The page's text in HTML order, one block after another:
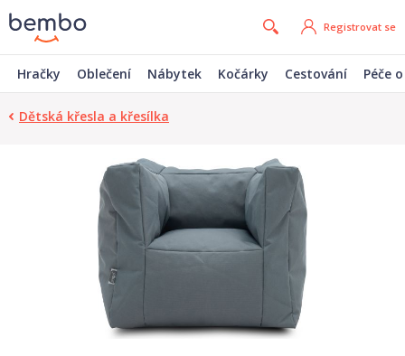
Registrovat se
Hračky Oblečení Nábytek Kočárky Cestování Péče
Dětská křesla a křesílka